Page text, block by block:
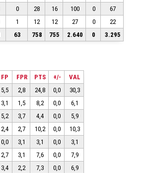
0 28 16 100 0
67
1 12 12 27 0
22
63 758 755 2.640 0 3.295
FP FPR PTS +/-
VAL
5,5 2,8 24,8 0,0
30,3
3,1 1,5 8,2 0,0
6,1
5,2 3,7 4,4 0,0
5,9
2,4 2,7 10,2 0,0
10,3
0,0 3,1 3,1 0,0
3,1
2,7 3,1 7,6 0,0
7,9
3,4 2,2 7,3 0,0
6,9